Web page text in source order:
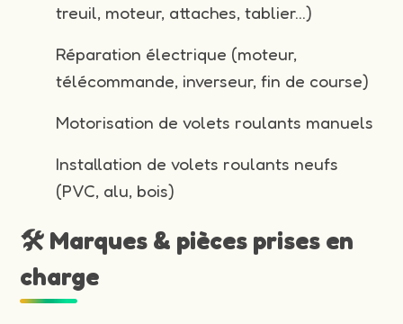
treuil, moteur, attaches, tablier…)
Réparation électrique (moteur,
télécommande, inverseur, fin de course)
Motorisation de volets roulants manuels
Installation de volets roulants neufs
(PVC, alu, bois)
🛠️ Marques & pièces prises en
charge